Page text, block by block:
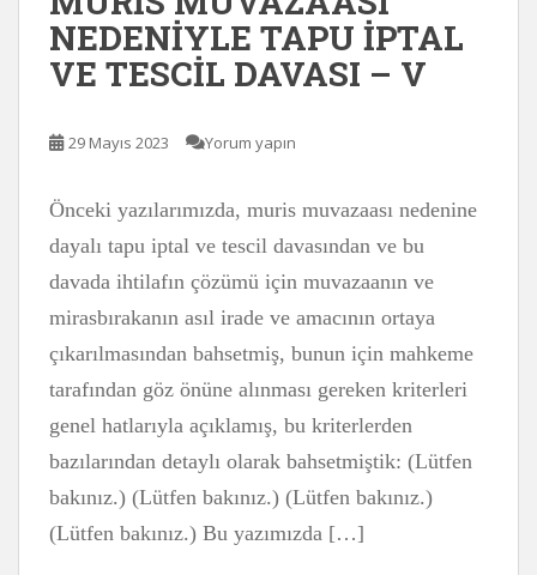
NEDENİYLE TAPU İPTAL
VE TESCİL DAVASI – V
29 Mayıs 2023 Yorum yapın
Önceki yazılarımızda, muris muvazaası nedenine
dayalı tapu iptal ve tescil davasından ve bu
davada ihtilafın çözümü için muvazaanın ve
mirasbırakanın asıl irade ve amacının ortaya
çıkarılmasından bahsetmiş, bunun için mahkeme
tarafından göz önüne alınması gereken kriterleri
genel hatlarıyla açıklamış, bu kriterlerden
bazılarından detaylı olarak bahsetmiştik: (Lütfen
bakınız.) (Lütfen bakınız.) (Lütfen bakınız.)
(Lütfen bakınız.) Bu yazımızda […]